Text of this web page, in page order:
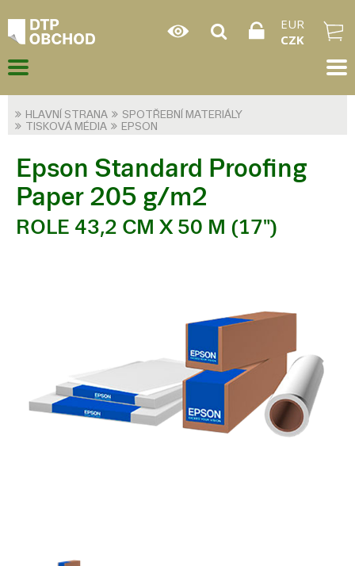
EUR
CZK
HLAVNÍ STRANA
SPOTŘEBNÍ MATERIÁLY
TISKOVÁ MÉDIA
EPSON
Epson Standard Proofing
Paper 205 g/m2
ROLE 43,2 CM X 50 M (17")